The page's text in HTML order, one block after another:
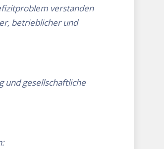
verstanden
betrieblicher und
und gesellschaftliche